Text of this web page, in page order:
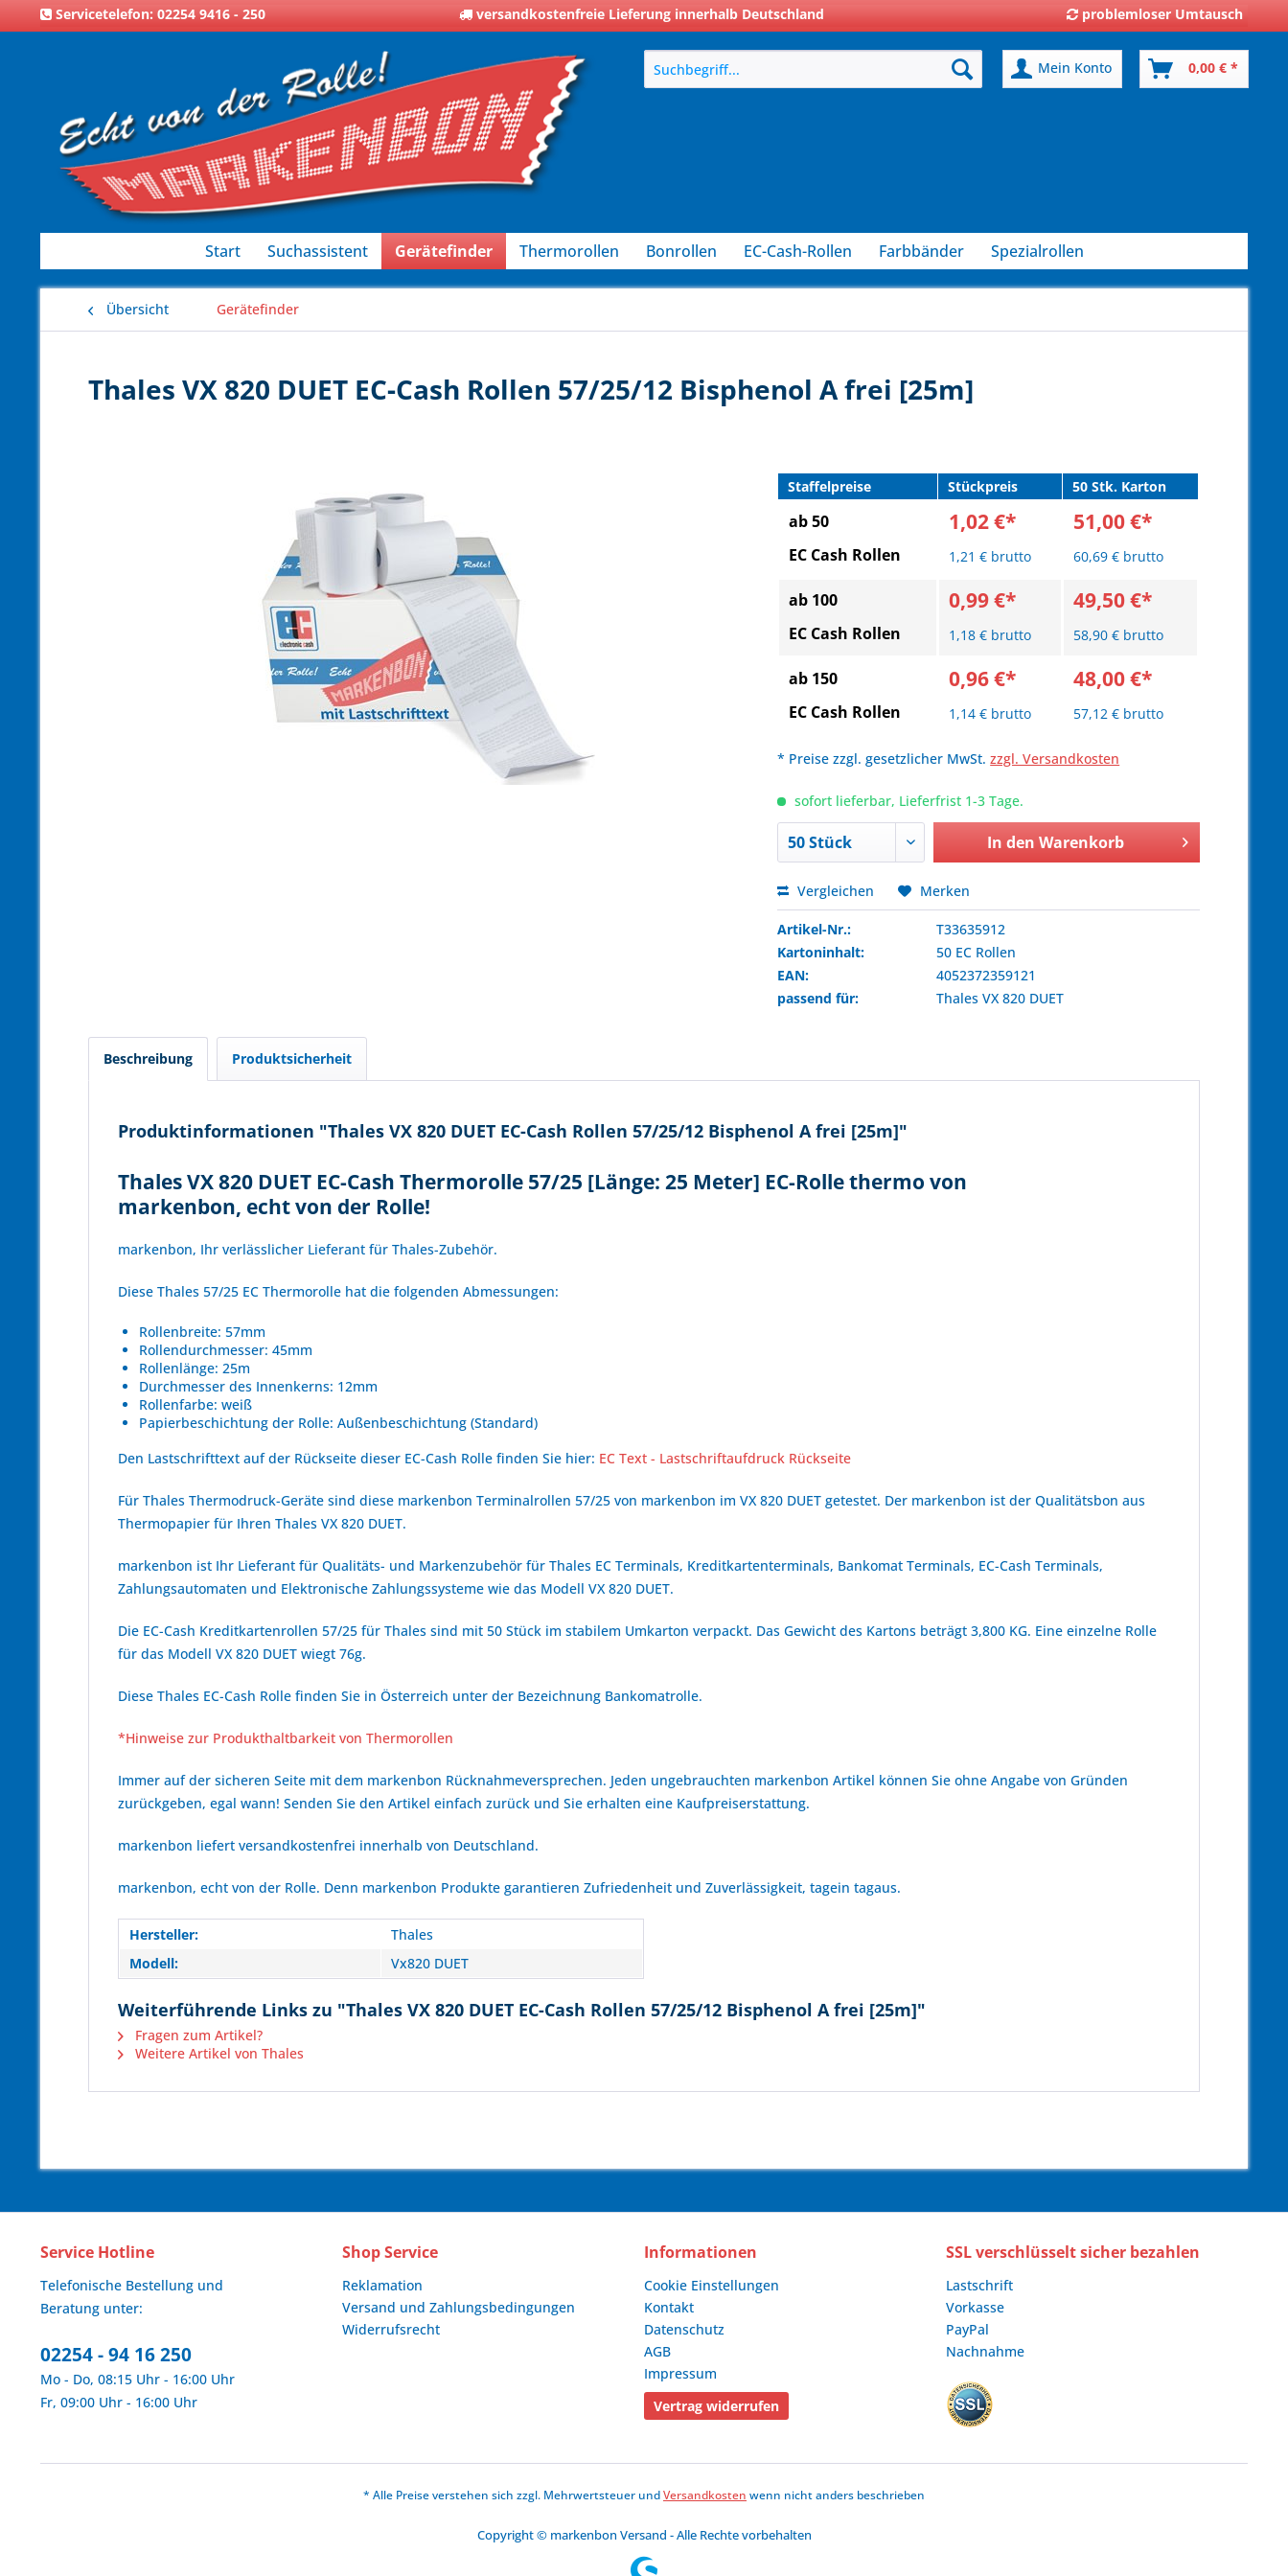
Servicetelefon: 02254 9416 - 250 versandkostenfreie Lieferung innerhalb Deutschland problemloser Umtausch
Mein Konto 0,00 € *
Start Suchassistent Gerätefinder Thermorollen Bonrollen EC-Cash-Rollen Farbbänder Spezialrollen
Übersicht Gerätefinder
Thales VX 820 DUET EC-Cash Rollen 57/25/12 Bisphenol A frei [25m]
Staffelpreise Stückpreis 50 Stk. Karton
ab 50
EC Cash Rollen
1,02 €*
1,21 € brutto
51,00 €*
60,69 € brutto
ab 100
EC Cash Rollen
0,99 €*
1,18 € brutto
49,50 €*
58,90 € brutto
ab 150
EC Cash Rollen
0,96 €*
1,14 € brutto
48,00 €*
57,12 € brutto
* Preise zzgl. gesetzlicher MwSt.zzgl. Versandkosten
sofort lieferbar, Lieferfrist 1-3 Tage.
In den Warenkorb
Vergleichen Merken
Artikel-Nr.:
T33635912
Kartoninhalt:
50 EC Rollen
EAN:
4052372359121
passend für:
Thales VX 820 DUET
Beschreibung Produktsicherheit
Produktinformationen "Thales VX 820 DUET EC-Cash Rollen 57/25/12 Bisphenol A frei [25m]"
Thales VX 820 DUET EC-Cash Thermorolle 57/25 [Länge: 25 Meter] EC-Rolle thermo von
markenbon, echt von der Rolle!
markenbon, Ihr verlässlicher Lieferant für Thales-Zubehör.
Diese Thales 57/25 EC Thermorolle hat die folgenden Abmessungen:
Rollenbreite: 57mm
Rollendurchmesser: 45mm
Rollenlänge: 25m
Durchmesser des Innenkerns: 12mm
Rollenfarbe: weiß
Papierbeschichtung der Rolle: Außenbeschichtung (Standard)
Den Lastschrifttext auf der Rückseite dieser EC-Cash Rolle finden Sie hier: EC Text - Lastschriftaufdruck Rückseite
Für Thales Thermodruck-Geräte sind diese markenbon Terminalrollen 57/25 von markenbon im VX 820 DUET getestet. Der markenbon ist der Qualitätsbon aus
Thermopapier für Ihren Thales VX 820 DUET.
markenbon ist Ihr Lieferant für Qualitäts- und Markenzubehör für Thales EC Terminals, Kreditkartenterminals, Bankomat Terminals, EC-Cash Terminals,
Zahlungsautomaten und Elektronische Zahlungssysteme wie das Modell VX 820 DUET.
Die EC-Cash Kreditkartenrollen 57/25 für Thales sind mit 50 Stück im stabilem Umkarton verpackt. Das Gewicht des Kartons beträgt 3,800 KG. Eine einzelne Rolle
für das Modell VX 820 DUET wiegt 76g.
Diese Thales EC-Cash Rolle finden Sie in Österreich unter der Bezeichnung Bankomatrolle.
*Hinweise zur Produkthaltbarkeit von Thermorollen
Immer auf der sicheren Seite mit dem markenbon Rücknahmeversprechen. Jeden ungebrauchten markenbon Artikel können Sie ohne Angabe von Gründen
zurückgeben, egal wann! Senden Sie den Artikel einfach zurück und Sie erhalten eine Kaufpreiserstattung.
markenbon liefert versandkostenfrei innerhalb von Deutschland.
markenbon, echt von der Rolle. Denn markenbon Produkte garantieren Zufriedenheit und Zuverlässigkeit, tagein tagaus.
Hersteller:
Thales
Modell:
Vx820 DUET
Weiterführende Links zu "Thales VX 820 DUET EC-Cash Rollen 57/25/12 Bisphenol A frei [25m]"
Fragen zum Artikel?
Weitere Artikel von Thales
Service Hotline
Telefonische Bestellung und
Beratung unter:
02254 - 94 16 250
Mo - Do, 08:15 Uhr - 16:00 Uhr
Fr, 09:00 Uhr - 16:00 Uhr
Shop Service
Reklamation
Versand und Zahlungsbedingungen
Widerrufsrecht
Informationen
Cookie Einstellungen
Kontakt
Datenschutz
AGB
Impressum
Vertrag widerrufen
SSL verschlüsselt sicher bezahlen
Lastschrift
Vorkasse
PayPal
Nachnahme
* Alle Preise verstehen sich zzgl. Mehrwertsteuer undVersandkosten wenn nicht anders beschrieben
Copyright © markenbon Versand - Alle Rechte vorbehalten